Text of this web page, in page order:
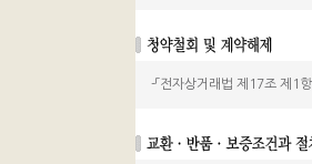
-「전자상거래법 제17조 제1